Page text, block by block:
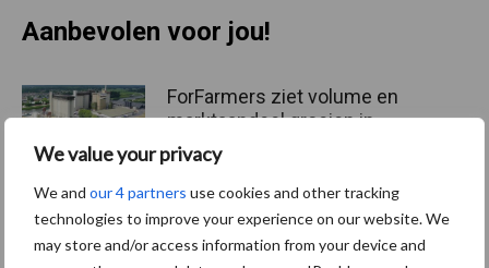
We value your privacy
We and our 4 partners use cookies and other tracking
technologies to improve your experience on our website. We
may store and/or access information from your device and
Aanbevolen voor jou!
ForFarmers ziet volume en
marktaandeel groeien in
krimpende Nederlandse
markt
Tien praktische tips voor